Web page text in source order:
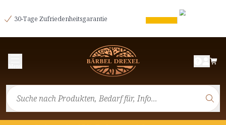
30-Tage Zufriedenheitsgarantie